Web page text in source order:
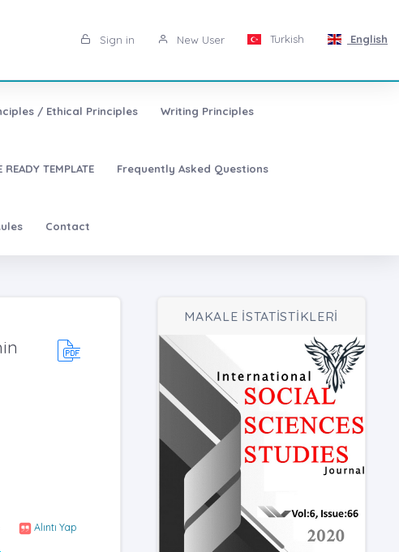
Sign in New User Turkish English
/ Ethical Principles Writing Principles
TEMPLATE Frequently Asked Questions
Contact
Alıntı Yap
MAKALE İSTATİSTİKLERİ